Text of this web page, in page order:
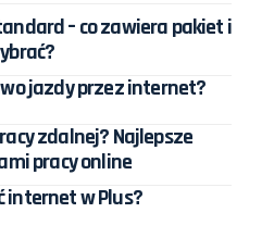
– co zawiera pakiet i
jazdy przez internet?
zdalnej? Najlepsze
pracy online
internet w Plus?